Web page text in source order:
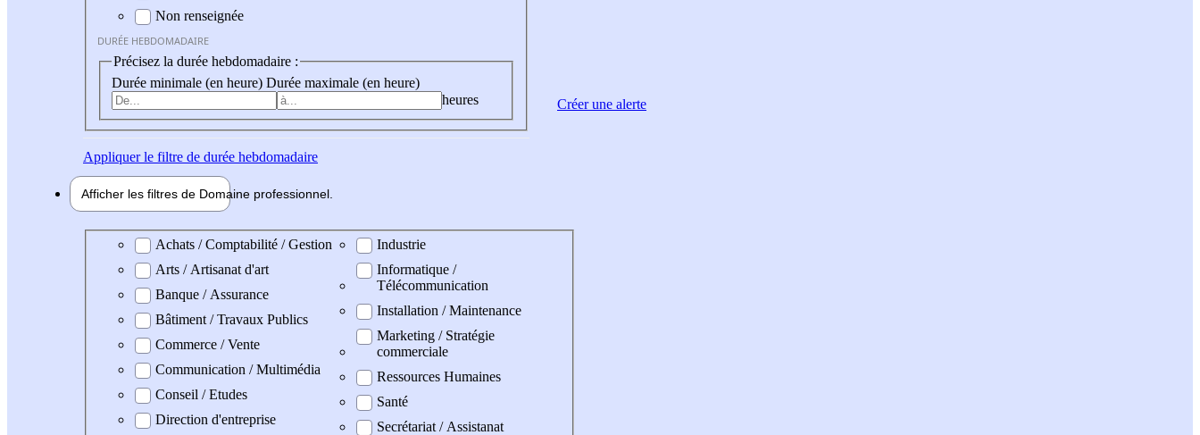
Non renseignée
DURÉE HEBDOMADAIRE
Précisez la durée hebdomadaire :
Durée minimale (en heure) Durée maximale (en heure)
heures
Appliquerle filtre de durée hebdomadaire
Afficher les filtres de Domaine professionnel
Domaine professionel
Achats / Comptabilité / Gestion
Arts / Artisanat d'art
Banque / Assurance
Bâtiment / Travaux Publics
Commerce / Vente
Communication / Multimédia
Conseil / Etudes
Direction d'entreprise
Industrie
Informatique /
Télécommunication
Installation / Maintenance
Marketing / Stratégie
commerciale
Ressources Humaines
Santé
Secrétariat / Assistanat
Créer une alerte